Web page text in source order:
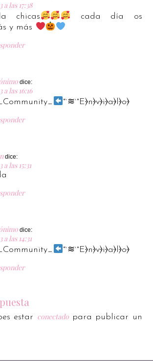
a las 17:38
chicas
cada día os
y más
dice:
a las 16:16
°`≋`°E⦒n⦒v⦒i⦒a⦒l⦒o⦒
dice:
a las 15:31
dice:
a las 14:31
°`≋`°E⦒n⦒v⦒i⦒a⦒l⦒o⦒
estar conectadopara publicar un